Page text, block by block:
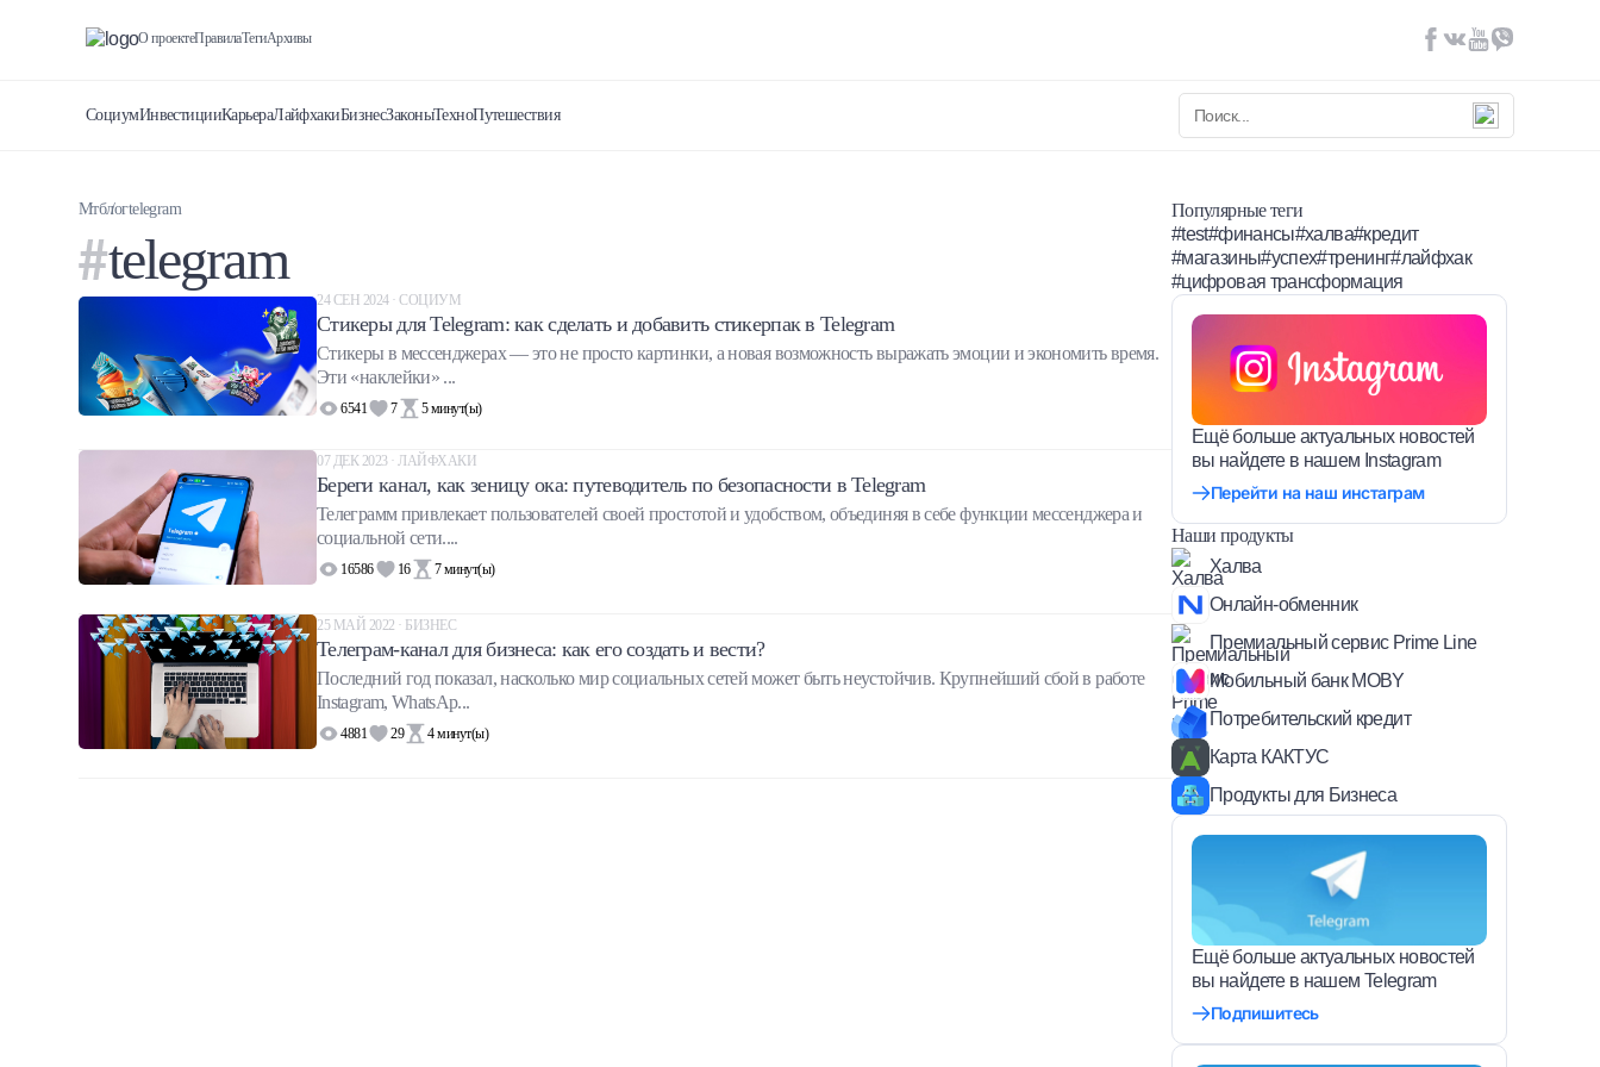
О проектеПравилаТегиАрхивы
СоциумИнвестицииКарьераЛайфхакиБизнесЗаконыТехноПутешествия
Халва
Онлайн-обменник
Премиальный сервис Prime Line
Мобильный банк MOBY
Мтблогtelegram
telegram
24 СЕН 2024 · СОЦИУМ
Стикеры для Telegram: как сделать и добавить стикерпак в Telegram
Стикеры в мессенджерах — это не просто картинки, а новая возможность выражать эмоции и экономить время.
Эти «наклейки» ...
6541 7 5 минут(ы)
07 ДЕК 2023 · ЛАЙФХАКИ
Береги канал, как зеницу ока: путеводитель по безопасности в Telegram
Телеграмм привлекает пользователей своей простотой и удобством, объединяя в себе функции мессенджера и
социальной сети....
16586 16 7 минут(ы)
25 МАЙ 2022 · БИЗНЕС
Телеграм-канал для бизнеса: как его создать и вести?
Последний год показал, насколько мир социальных сетей может быть неустойчив. Крупнейший сбой в работе
Instagram, WhatsAp...
4881 29 4минут(ы)
Популярные теги
#test#финансы#халва#кредит
#магазины#успех#тренинг#лайфхак
#цифровая трансформация
Ещё больше актуальных новостей
вы найдете в нашем Instagram
Перейти на наш инстаграм
Наши продукты
Халва
Онлайн-обменник
Премиальный сервис Prime Line
Мобильный банк MOBY
Потребительский кредит
Карта КАКТУС
Продукты для Бизнеса
Ещё больше актуальных новостей
вы найдете в нашем Telegram
Подпишитесь